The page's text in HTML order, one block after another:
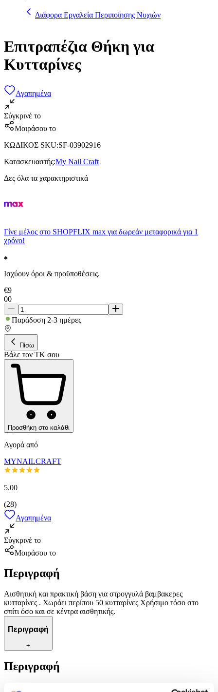
Διάφορα Εργαλεία Περιποίησης Νυχιών
Επιτραπέζια Θήκη για
Κυτταρίνες
Αγαπημένα
Σύγκρινέ το
Μοιράσου το
ΚΩΔΙΚΟΣ SKU:SF-03902916
Κατασκευαστής:My Nail Craft
Δες όλα τα χαρακτηριστικά
Γίνε μέλος στο SHOPFLIX max για δωρεάν μεταφορικά για 1
χρόνο!
Ισχύουν όροι & προϋποθέσεις.
€9
00
Παράδοση 2-3 ημέρες
Πίσω
Βάλε τον ΤΚ σου
Προσθήκη στο καλάθι
Αγορά από
MYNAILCRAFT
5.00
(28)
Αγαπημένα
Σύγκρινέ το
Μοιράσου το
Περιγραφή
Αισθητική και πρακτική βάση για στρογγυλά βαμβακερες
κυτταρίνες . Χωράει περίπου 50 κυτταρίνες Χρήσιμο τόσο στο
σπίτι όσο και σε κέντρα αισθητικής.
Περιγραφή
+
Περιγραφή